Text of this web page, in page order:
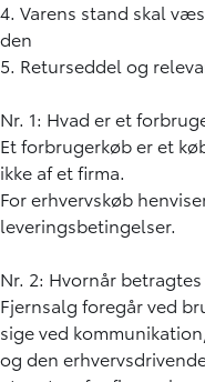
4. Varens stand skal
den
5. Returseddel og
Nr. 1: Hvad er et
Et forbrugerkøb er et
ikke af et firma.
For erhvervskøb
leveringsbetingelser.
Nr. 2: Hvornår
Fjernsalg foregår ved
sige ved
og den